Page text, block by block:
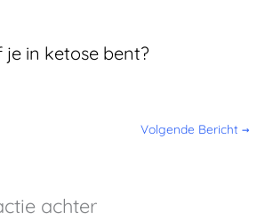
je in ketose bent?
Volgende Bericht →
achter